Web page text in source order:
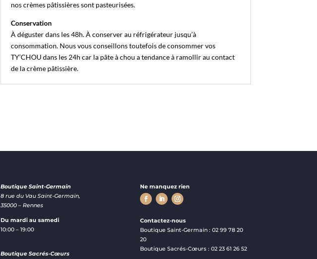
nos crèmes pâtissières sont pasteurisées.
Conservation
À déguster dans les 48h. À conserver au réfrigérateur jusqu’à
consommation. Nous vous conseillons toutefois de consommer vos
TY’CHOU dans les 24h car la pâte à chou a tendance à ramollir au contact
de la crème pâtissière.
Boutique Saint-Germain
8 rue du Vau Saint-Germain,
35000 – Rennes
Du mardi au samedi
10:00 – 19:00
Boutique Sacrés-Cœurs
Ne manquez rien
Contactez-nous
Boutique Saint-Germain : 02 99 78 20
20
Boutique Sacrés-Cœurs : 02 23 61 26 52